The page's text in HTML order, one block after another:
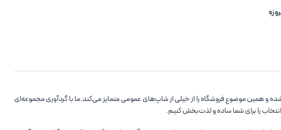
و همین موضوع فروشگاه را از خیلی از شاپ‌های عمومی متمایز می‌کند.ما با گردآوری مجموعه‌ای
را برای شما ساده و لذت‌بخش کنیم.